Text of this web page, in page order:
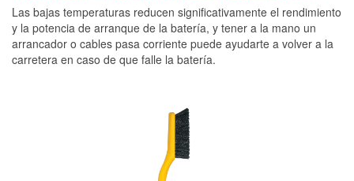
Las bajas temperaturas reducen significativamente el rendimiento
y la potencia de arranque de la batería, y tener a la mano un
arrancador o cables pasa corriente puede ayudarte a volver a la
carretera en caso de que falle la batería.